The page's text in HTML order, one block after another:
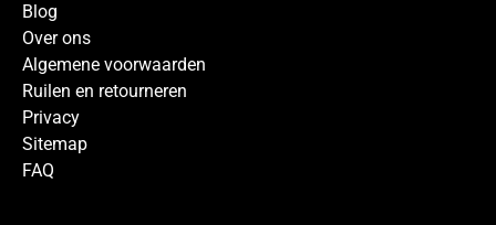
Blog
Over ons
Algemene voorwaarden
Ruilen en retourneren
Privacy
Sitemap
FAQ